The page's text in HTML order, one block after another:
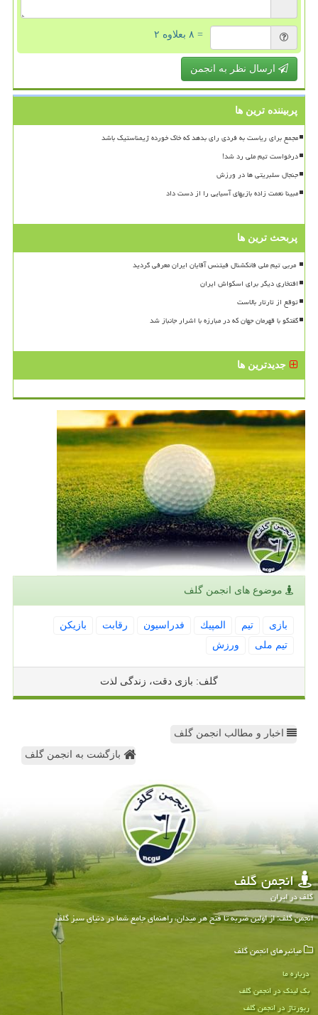
= ۸ بعلاوه ۲
ارسال نظر به انجمن
پربیننده ترین ها
مجمع برای ریاست به فردی رای بدهد که خاک خورده ژیمناستیک باشد
درخواست تیم ملی رد شد!
جنجال سلبریتی ها در ورزش
مبینا نعمت زاده بازیهای آسیایی را از دست داد
پربحث ترین ها
افتخاری دیگر برای اسکواش ایران
توقع از تارتار بالاست
گفتگو با قهرمان جهان که در مبارزه با اشرار جانباز شد
جدیدترین ها
موضوع های انجمن گلف
بازی تیم المپیك فدراسیون رقابت
بازیكن
تیم ملی
ورزش
گلف: بازی دقت، زندگی لذت
اخبار و مطالب انجمن گلف
بازگشت به انجمن گلف
انجمن گلف
گلف در ایران
انجمن گلف: از اولین ضربه تا فتح هر میدان، راهنمای جامع شما در دنیای سبز گلف
میانبرهای انجمن گلف
درباره ما
بک لینک در انجمن گلف
رپورتاژ در انجمن گلف